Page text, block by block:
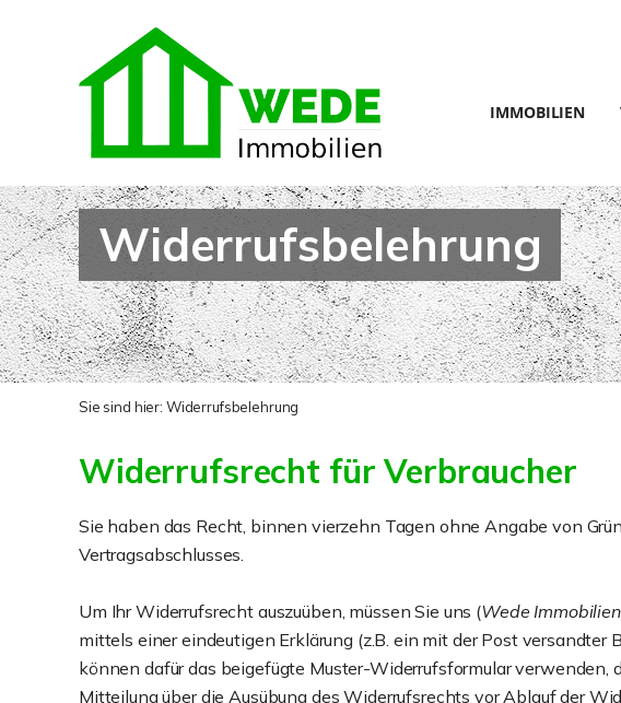
IMMOBILIEN
Widerrufsbelehrung
Sie sind hier: Widerrufsbelehrung
Widerrufsrecht für Verbraucher
Sie haben das Recht, binnen vierzehn Tagen ohne Angabe von
Vertragsabschlusses.
Um Ihr Widerrufsrecht auszuüben, müssen Sie uns (Wede
mittels einer eindeutigen Erklärung (z.B. ein mit der Post versandter
können dafür das beigefügte Muster-Widerrufsformular verwenden,
Mitteilung über die Ausübung des Widerrufsrechts vor Ablauf der